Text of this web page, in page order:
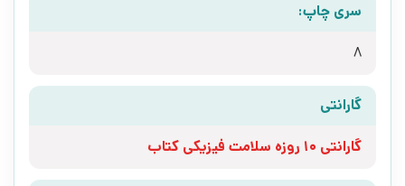
سری چاپ:
8
گارانتی
گارانتی 10 روزه سلامت فیزیکی کتاب